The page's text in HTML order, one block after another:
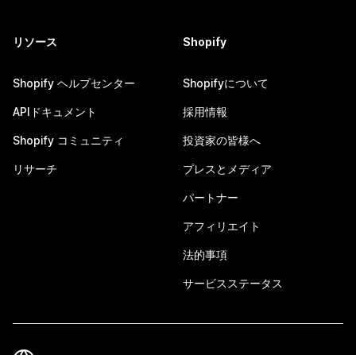
リソース
Shopify ヘルプセンター
APIドキュメント
Shopify コミュニティ
リサーチ
Shopify
Shopifyについて
採用情報
投資家の皆様へ
プレスとメディア
パートナー
アフィリエイト
法的事項
サービスステータス